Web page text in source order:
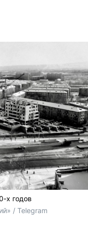
х годов
/ Telegram